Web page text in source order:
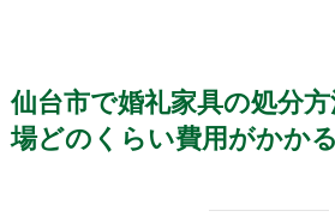
仙台市で婚礼家具の処分
場どのくらい費用がかか